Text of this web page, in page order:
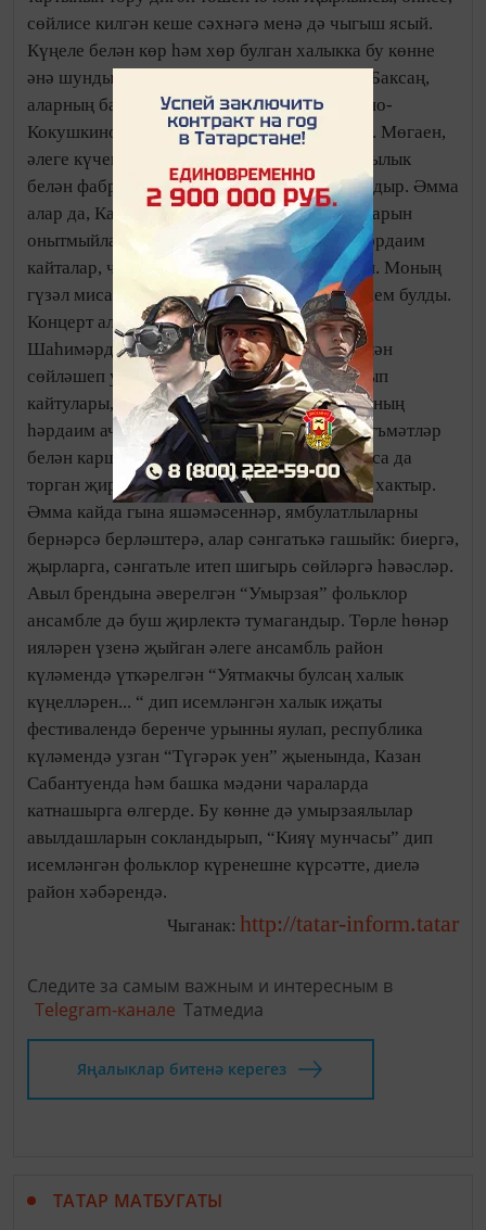
сөйлисе килгән кеше сәхнәгә менә дә чыгыш ясый.
Күңеле белән көр һәм хөр булган халыкка бу көнне
әнә шундый иркен мөмкинлек тудырылды. Баксаң,
аларның байтагы Питрәч районының Ленино-
Кокушкино авылында яши, хезмәт итә икән. Мөгаен,
әлеге күчеш, үз заманынында биредә кошчылык
белән фабрикасы ачылу белән бәйле булгандыр. Әмма
алар да, Казанда яшәүчеләр дә туган авылларын
онытмыйлар, авылда узучы бәйрәмнәргә һәрдаим
кайталар, чараларда актив катнашалар икән. Моның
гүзәл мисалын авыл Сабантуенда да күргәнем булды.
Концерт алдыннан Казанда яшәүче Нурия
Шаһимәрдәнова белән Гөлнур Наилева белән
сөйләшеп утырдык. Алар авылга гел сагынып
кайтулары, төп йорт килене Люция Галиеваның
һәрдаим ачык-йөз, тәмле сүз һәм ризык-нигъмәтләр
белән каршы алуын белдерделәр. Рәхәт булса да
торган җир, сагындыра туган җир диюләре хактыр.
Әмма кайда гына яшәмәсеннәр, ямбулатлыларны
бернәрсә берләштерә, алар сәнгатькә гашыйк: биергә,
җырларга, сәнгатьле итеп шигырь сөйләргә һәвәсләр.
Авыл брендына әверелгән “Умырзая” фольклор
ансамбле дә буш җирлектә тумагандыр. Төрле һөнәр
ияләрен үзенә җыйган әлеге ансамбль район
күләмендә үткәрелгән “Уятмакчы булсаң халык
күңелләрен... “ дип исемләнгән халык иҗаты
фестивалендә беренче урынны яулап, республика
күләмендә узган “Түгәрәк уен” җыенында, Казан
Сабантуенда һәм башка мәдәни чараларда
катнашырга өлгерде. Бу көнне дә умырзаялылар
авылдашларын сокландырып, “Кияү мунчасы” дип
исемләнгән фольклор күренешне күрсәтте, диелә
район хәбәрендә.
Чыганак: http://tatar-inform.tatar
Следите за самым важным и интересным в
Telegram-канале Татмедиа
Яңалыклар битенә керегез
ТАТАР МАТБУГАТЫ